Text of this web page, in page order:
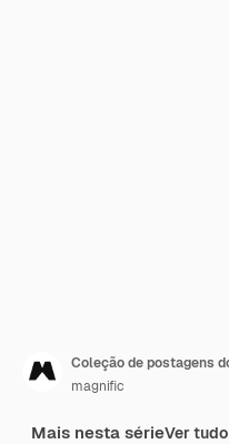
magnific
Mais nesta sérieVer tudo